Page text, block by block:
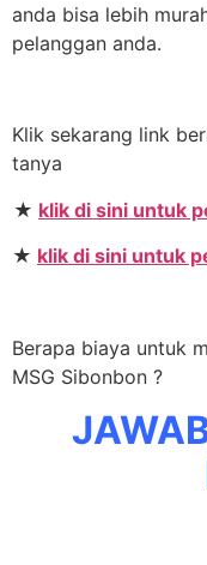
anda bisa lebih
pelanggan anda.
Klik sekarang link
tanya
★ klik di sini untuk
★ klik di sini untuk
Berapa biaya untuk
MSG Sibonbon ?